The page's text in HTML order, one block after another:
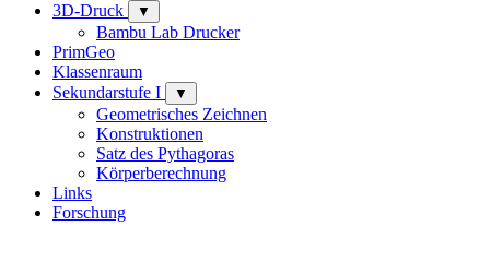
3D-Druck
▼
Bambu Lab Drucker
PrimGeo
Klassenraum
Sekundarstufe I
▼
Geometrisches Zeichnen
Konstruktionen
Satz des Pythagoras
Körperberechnung
Links
Forschung